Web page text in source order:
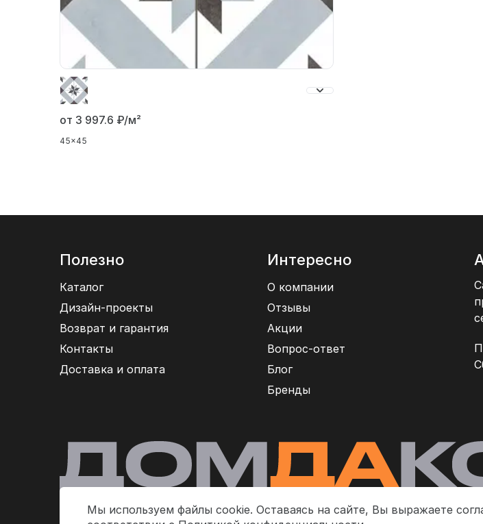
Мы используем файлы cookie. Оставаясь на сайте, Вы выражаете
от 3 997.6 ₽/м²
45x45
Полезно
Каталог
Дизайн-проекты
Возврат и гарантия
Контакты
Доставка и оплата
Интересно
О компании
Отзывы
Акции
Вопрос-ответ
Блог
Бренды